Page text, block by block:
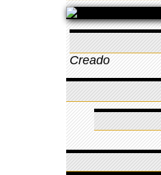
Creado